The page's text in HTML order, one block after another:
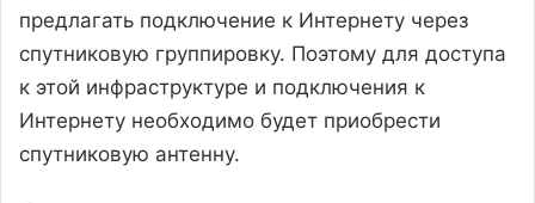
предлагать подключение к Интернету через
спутниковую группировку. Поэтому для доступа
к этой инфраструктуре и подключения к
Интернету необходимо будет приобрести
спутниковую антенну.